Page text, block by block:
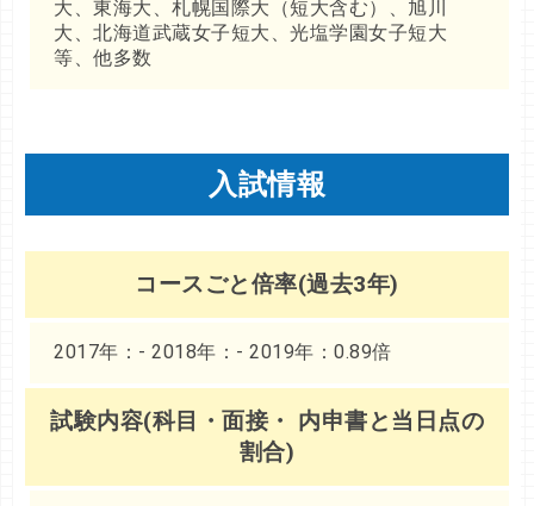
大、東海大、札幌国際大（短大含む）、旭川
大、北海道武蔵女子短大、光塩学園女子短大
等、他多数
入試情報
コースごと倍率(過去3年)
2017年：- 2018年：- 2019年：0.89倍
試験内容(科目・面接・ 内申書と当日点の
割合)